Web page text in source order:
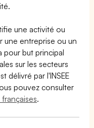
une activité ou
une entreprise ou un
pour but principal
sur les secteurs
délivré par l'INSEE
pouvez consulter
.